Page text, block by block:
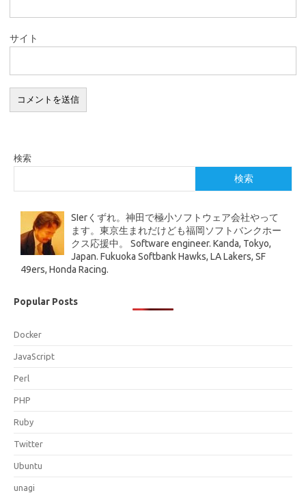
サイト
検索
検索
SIerくずれ。神田で極小ソフトウェア会社やって
ます。東京生まれだけども福岡ソフトバンクホー
クス応援中。 Software engineer. Kanda, Tokyo,
Japan. Fukuoka Softbank Hawks, LA Lakers, SF
49ers, Honda Racing.
Popular Posts
Docker
JavaScript
Perl
PHP
Ruby
Twitter
Ubuntu
unagi